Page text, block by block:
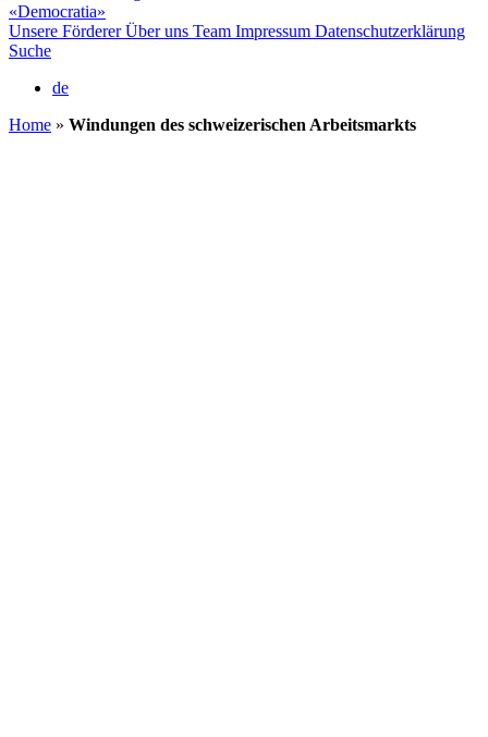
«Democratia»
Unsere FördererÜber uns Team Impressum Datenschutzerklärung
Suche
de
Home » Windungen des schweizerischen Arbeitsmarkts